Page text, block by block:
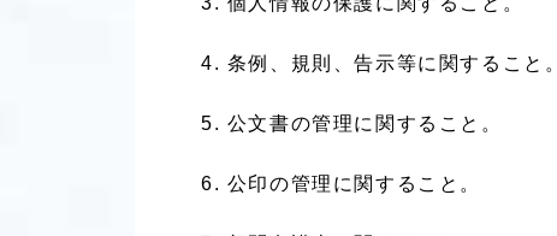
条例、規則、告示等に関すること。
公文書の管理に関すること。
公印の管理に関すること。